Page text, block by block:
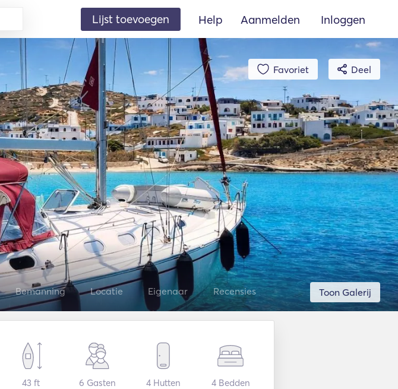
Lijst toevoegen Help Aanmelden Inloggen
Favoriet Deel
Toon Galerij
Bemanning Locatie Eigenaar Recensies
43 ft 6 Gasten 4 Hutten 4Bedden